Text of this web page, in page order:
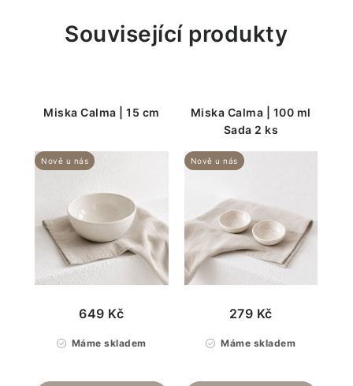
Související produkty
Miska Calma | 15 cm
Nově u nás
Máme skladem
649 Kč
Miska Calma | 100 ml
Sada 2 ks
Nově u nás
Máme skladem
279 Kč